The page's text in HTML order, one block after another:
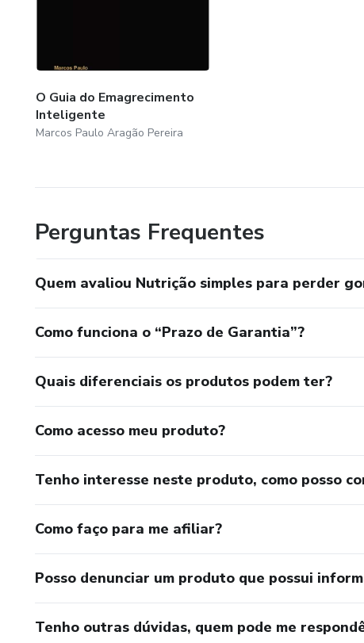
O Guia do Emagrecimento
Inteligente
Marcos Paulo Aragão Pereira
Perguntas Frequentes
Quem avaliou Nutrição simples para perder
Como funciona o “Prazo de Garantia”?
Quais diferenciais os produtos podem ter?
Como acesso meu produto?
Tenho interesse neste produto, como posso
Como faço para me afiliar?
Posso denunciar um produto que possui
Tenho outras dúvidas, quem pode me